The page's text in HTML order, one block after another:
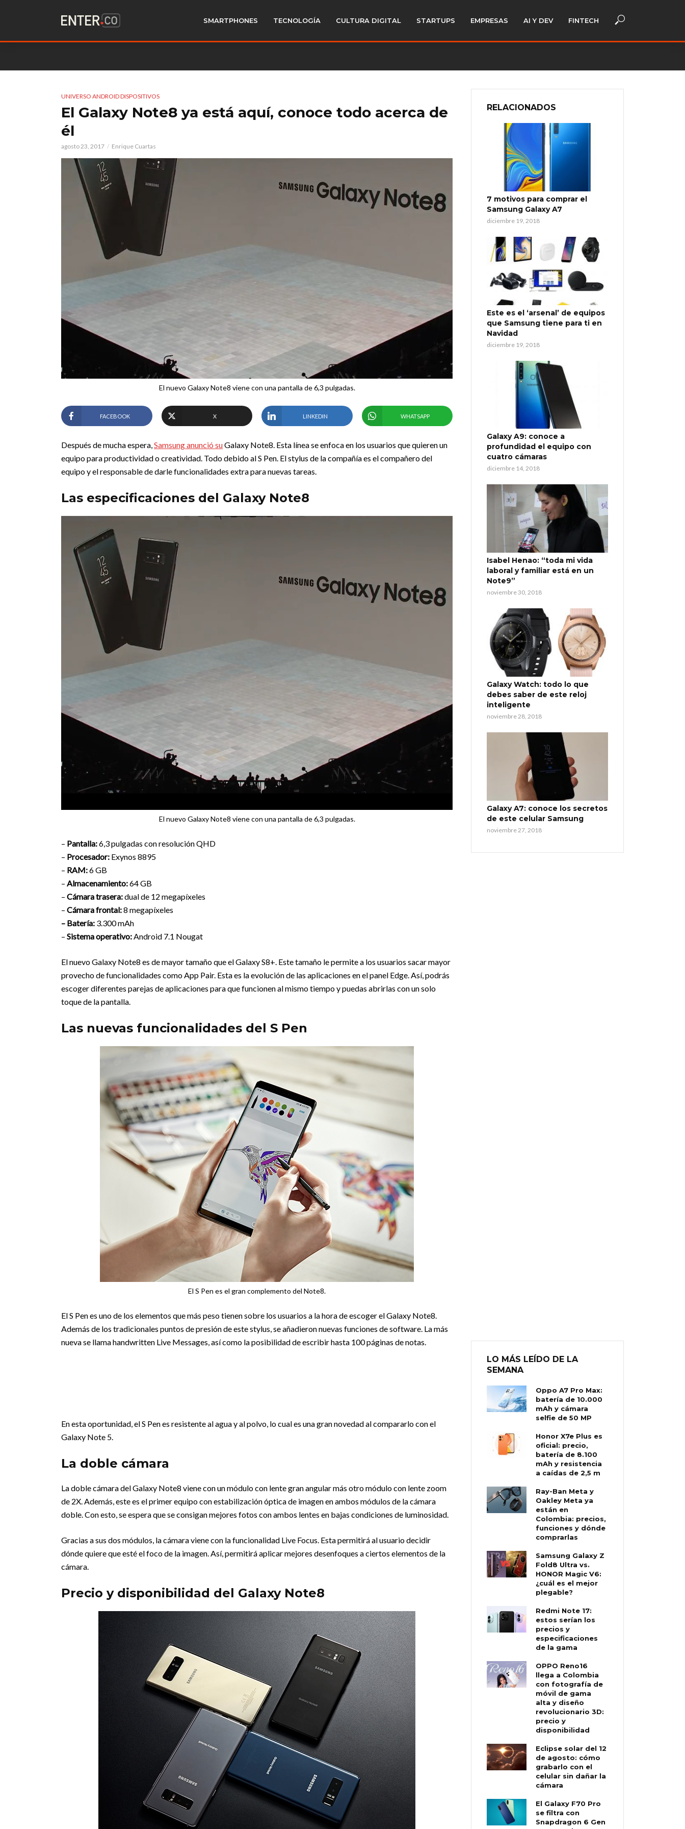
SMARTPHONES TECNOLOGÍA CULTURA DIGITAL STARTUPS EMPRESAS AI Y DEV FINTECH
UNIVERSO ANDROID DISPOSITIVOS
El Galaxy Note8 ya está aquí, conoce todo acerca de
él
agosto 23, 2017 Enrique Cuartas
El nuevo Galaxy Note8 viene con una pantalla de 6,3 pulgadas.
FACEBOOK X LINKEDIN WHATSAPP
Después de mucha espera,Samsung anunció suGalaxy Note8. Esta línea se enfoca en los usuarios que quieren un
equipo para productividad o creatividad. Todo debido al S Pen. El stylus de la compañía es el compañero del
equipo y el responsable de darle funcionalidades extra para nuevas tareas.
Las especificaciones del Galaxy Note8
El nuevo Galaxy Note8 viene con una pantalla de 6,3 pulgadas.
– Pantalla:6,3 pulgadas con resolución QHD
– Procesador: Exynos 8895
– RAM:6 GB
– Almacenamiento:64 GB
– Cámara trasera:dual de 12 megapíxeles
– Cámara frontal:8 megapíxeles
– Batería: 3.300 mAh
– Sistema operativo:Android 7.1 Nougat
El nuevo Galaxy Note8 es de mayor tamaño que el Galaxy S8+. Este tamaño le permite a los usuarios sacar mayor
provecho de funcionalidades como App Pair. Esta es la evolución de las aplicaciones en el panel Edge. Así, podrás
escoger diferentes parejas de aplicaciones para que funcionen al mismo tiempo y puedas abrirlas con un solo
toque de la pantalla.
Las nuevas funcionalidades del S Pen
El S Pen es el gran complemento del Note8.
El S Pen es uno de los elementos que más peso tienen sobre los usuarios a la hora de escoger el Galaxy Note8.
Además de los tradicionales puntos de presión de este stylus, se añadieron nuevas funciones de software. La más
nueva se llama handwritten Live Messages, así como la posibilidad de escribir hasta 100 páginas de notas.
En esta oportunidad, el S Pen es resistente al agua y al polvo, lo cual es una gran novedad al compararlo con el
Galaxy Note 5.
La doble cámara
La doble cámara del Galaxy Note8 viene con un módulo con lente gran angular más otro módulo con lente zoom
de 2X. Además, este es el primer equipo con estabilización óptica de imagen en ambos módulos de la cámara
doble. Con esto, se espera que se consigan mejores fotos con ambos lentes en bajas condiciones de luminosidad.
Gracias a sus dos módulos, la cámara viene con la funcionalidad Live Focus. Esta permitirá al usuario decidir
dónde quiere que esté el foco de la imagen. Así, permitirá aplicar mejores desenfoques a ciertos elementos de la
cámara.
Precio y disponibilidad del Galaxy Note8
RELACIONADOS
7 motivos para comprar el
Samsung Galaxy A7
diciembre 19, 2018
Este es el ‘arsenal’ de equipos
que Samsung tiene para ti en
Navidad
diciembre 19, 2018
Galaxy A9: conoce a
profundidad el equipo con
cuatro cámaras
diciembre 14, 2018
Isabel Henao: “toda mi vida
laboral y familiar está en un
Note9”
noviembre 30, 2018
Galaxy Watch: todo lo que
debes saber de este reloj
inteligente
noviembre 28, 2018
Galaxy A7: conoce los secretos
de este celular Samsung
noviembre 27, 2018
LO MÁS LEÍDO DE LA
SEMANA
Oppo A7 Pro Max:
batería de 10.000
mAh y cámara
selfie de 50 MP
Honor X7e Plus es
oficial: precio,
batería de 8.100
mAh y resistencia
a caídas de 2,5 m
Ray-Ban Meta y
Oakley Meta ya
están en
Colombia: precios,
funciones y dónde
comprarlas
Samsung Galaxy Z
Fold8 Ultra vs.
HONOR Magic V6:
¿cuál es el mejor
plegable?
Redmi Note 17:
estos serían los
precios y
especificaciones
de la gama
OPPO Reno16
llega a Colombia
con fotografía de
móvil de gama
alta y diseño
revolucionario 3D:
precio y
disponibilidad
Eclipse solar del 12
de agosto: cómo
grabarlo con el
celular sin dañar la
cámara
El Galaxy F70 Pro
se filtra con
Snapdragon 6 Gen